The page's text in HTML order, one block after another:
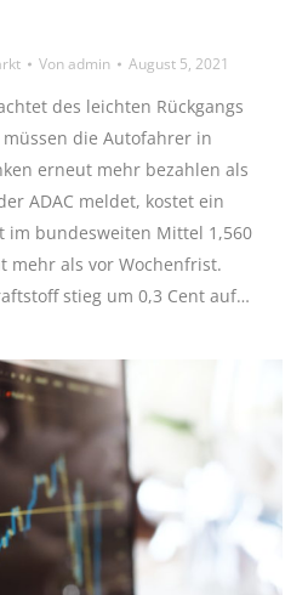
Vonadmin August 5, 2021
des leichten Rückgangs
die Autofahrer in
erneut mehr bezahlen als
ADAC meldet, kostet ein
im bundesweiten Mittel 1,560
mehr als vor Wochenfrist.
stieg um 0,3 Cent auf…